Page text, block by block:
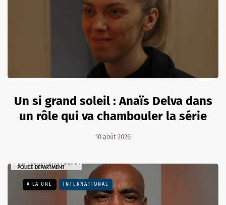
Un si grand soleil : Anaïs Delva dans
un rôle qui va chambouler la série
10 août 2026
A LA UNE INTERNATIONAL